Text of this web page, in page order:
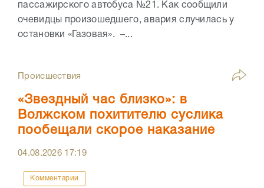
пассажирского автобуса №21. Как сообщили
очевидцы произошедшего, авария случилась у
остановки «Газовая». –...
Происшествия
«Звездный час близко»: в
Волжском похитителю суслика
пообещали скорое наказание
04.08.2026 17:19
Комментарии